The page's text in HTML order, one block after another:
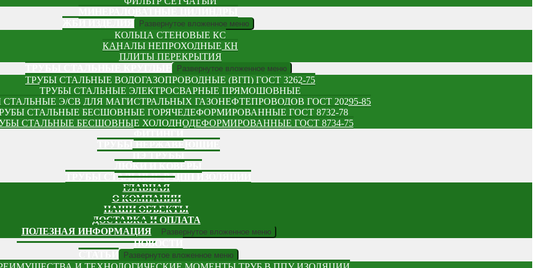
Развернутое вложенное меню
КОЛЬЦА СТЕНОВЫЕ КС
КАНАЛЫ НЕПРОХОДНЫЕ КН
ПЛИТЫ ПЕРЕКРЫТИЯ
Развернутое вложенное меню
ТРУБЫ СТАЛЬНЫЕ ВОДОГАЗОПРОВОДНЫЕ (ВГП) ГОСТ 3262-75
ТРУБЫ СТАЛЬНЫЕ ЭЛЕКТРОСВАРНЫЕ ПРЯМОШОВНЫЕ
СТАЛЬНЫЕ Э/СВ ДЛЯ МАГИСТРАЛЬНЫХ ГАЗОНЕФТЕПРОВОДОВ ГОСТ 20295-85
СТАЛЬНЫЕ БЕСШОВНЫЕ ГОРЯЧЕДЕФОРМИРОВАННЫЕ ГОСТ 8732-78
СТАЛЬНЫЕ БЕСШОВНЫЕ ХОЛОДНОДЕФОРМИРОВАННЫЕ ГОСТ 8734-75
ТРУБЫ СТАЛЬНЫЕ В ЦПП ИЗОЛЯЦИИ
ГЛАВНАЯ
О КОМПАНИИ
НАШИ ОБЪЕКТЫ
ДОСТАВКА И ОПЛАТА
ПОЛЕЗНАЯ ИНФОРМАЦИЯ
Развернутое вложенное меню
НОВОСТИ
Развернутое вложенное меню